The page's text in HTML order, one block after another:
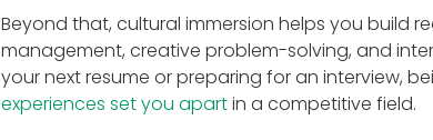
Beyond that, cultural immersion helps you build
management, creative problem-solving, and
your next resume or preparing for an interview,
experiences set you apartin a competitive field.